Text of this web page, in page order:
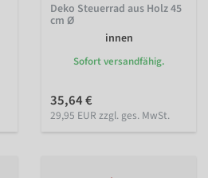
Deko Steuerrad aus Holz 45
cm Ø
innen
Sofort versandfähig.
35,64 €
29,95 EUR zzgl. ges. MwSt.